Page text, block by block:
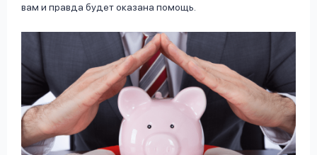
вам и правда будет оказана помощь.